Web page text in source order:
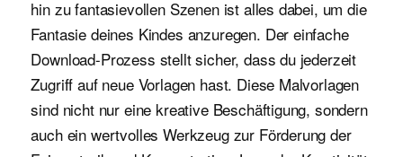
hin zu fantasievollen Szenen ist alles dabei, um die
Fantasie deines Kindes anzuregen. Der einfache
Download-Prozess stellt sicher, dass du jederzeit
Zugriff auf neue Vorlagen hast. Diese Malvorlagen
sind nicht nur eine kreative Beschäftigung, sondern
auch ein wertvolles Werkzeug zur Förderung der